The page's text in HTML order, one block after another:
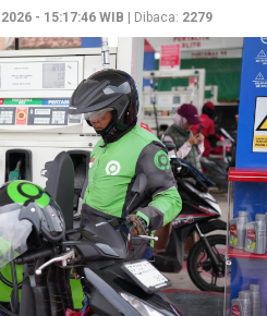
- 15:17:46 WIB | Dibaca: 2279